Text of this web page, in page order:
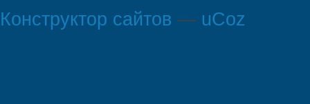
Конструктор сайтов — uCoz